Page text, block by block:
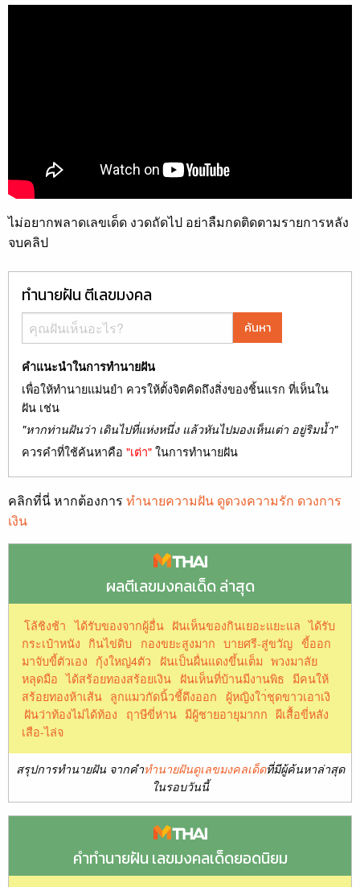
ไม่อยากพลาดเลขเด็ด งวดถัดไป อย่าลืมกดติดตามรายการหลัง
จบคลิป
ทำนายฝัน ตีเลขมงคล
ค้นหา
คำแนะนำในการทำนายฝัน
เพื่อให้ทำนายแม่นยำ ควรให้ตั้งจิตคิดถึงสิ่งของชิ้นแรก ที่เห็นใน
ฝัน เช่น
"หากท่านฝันว่า เดินไปที่แห่งหนึ่ง แล้วหันไปมองเห็นเต่า อยู่ริมน้ำ"
ควรคำที่ใช้ค้นหาคือ "เต่า"ในการทำนายฝัน
คลิกที่นี่ หากต้องการ ทำนายความฝัน ดูดวงความรัก ดวงการ
เงิน
ผลตีเลขมงคลเด็ด ล่าสุด
โล้ชิงช้า ได้รับของจากผู้อื่น ฝันเห็นของกินเยอะแยะแล ได้รับ
กระเป๋าหนัง กินไข่ดิบ กองขยะสูงมาก บายศรี-สู่ขวัญ ขี้ออก
มาจับขี้ตัวเอง กุ้งใหญ่4ตัว ฝันเป็นผื่นแดงขึ้นเต็ม พวงมาลัย
หลุดมือ ได้สร้อยทองสร้อยเงิน ฝันเห็นที่บ้านมีงานพิธ มีคนให้
สร้อยทองห้าเส้น ลูกแมวกัดนิ้วชี้ดึงออก
ผู้หญิงใา่ชุดขาวเอาเงิ
ฝันว่าท้องไม่ได้ท้อง
ฤาษีขี่ห่าน มีผู้ชายอายุมากก ผีเสื้อขี่หลัง
เสือ-ไล่จ
สรุปการทำนายฝัน จากคำทำนายฝันดูเลขมงคลเด็ดที่มีผู้ค้นหาล่าสุด
ในรอบวันนี้
คำทำนายฝัน เลขมงคลเด็ดยอดนิยม